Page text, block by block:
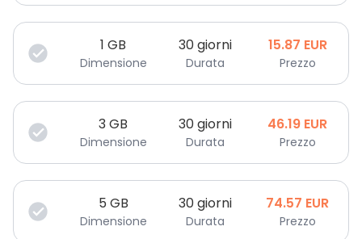
1 GB
Dimensione
30 giorni
Durata
15.87 EUR
Prezzo
3GB
Dimensione
30 giorni
Durata
46.19 EUR
Prezzo
5 GB
Dimensione
30 giorni
Durata
74.57 EUR
Prezzo